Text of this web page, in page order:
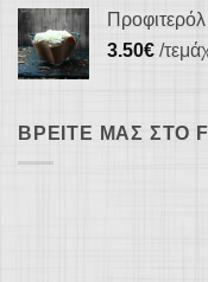
Προφιτερόλ
3.50€ /
ΒΡΕΊΤΕ ΜΑΣ ΣΤΟ